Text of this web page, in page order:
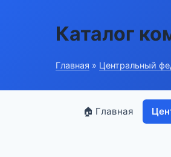
Каталог
Главная » Центральный
🏠 Главная